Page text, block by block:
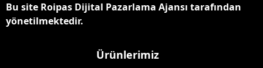
Bu site Roipas Dijital Pazarlama Ajansı tarafından
yönetilmektedir.
Ürünlerimiz